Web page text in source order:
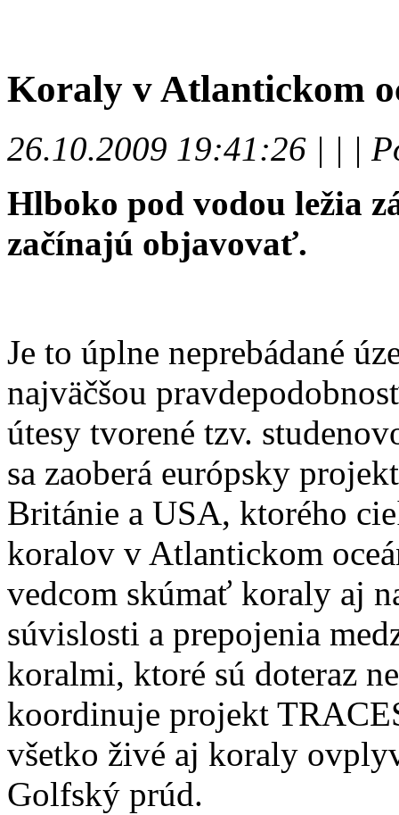
Koraly v Atlantickom
26.10.2009 19:41:26 | | |
Hlboko pod vodou ležia
začínajú objavovať.
Je to úplne neprebádané
najväčšou
útesy tvorené tzv.
sa zaoberá európsky
Británie a USA, ktorého
koralov v Atlantickom
vedcom skúmať koraly aj
súvislosti a prepojenia
koralmi, ktoré sú doteraz
koordinuje projekt
všetko živé aj koraly
Golfský prúd.